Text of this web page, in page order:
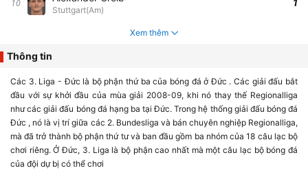
10
Stuttgart(Am)
1
Xem thêm
Thông tin
Các 3. Liga - Đức là bộ phận thứ ba của bóng đá ở Đức . Các giải đấu bắt
đầu với sự khởi đầu của mùa giải 2008-09, khi nó thay thế Regionalliga
như các giải đấu bóng đá hạng ba tại Đức. Trong hệ thống giải đấu bóng đá
Đức , nó là vị trí giữa các 2. Bundesliga và bán chuyên nghiệp Regionalliga,
mà đã trở thành bộ phận thứ tư và ban đầu gồm ba nhóm của 18 câu lạc bộ
chơi riêng. Ở Đức, 3. Liga là bộ phận cao nhất mà một câu lạc bộ bóng đá
của đội dự bị có thể chơi